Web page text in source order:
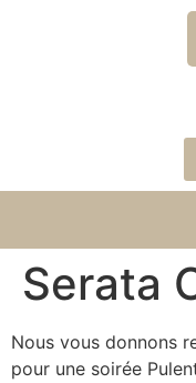
Serata
Nous vous donnons
pour une soirée